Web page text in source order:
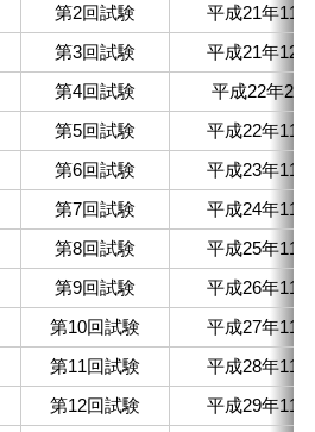
第2回試験
平成21年11
第3回試験
平成21年12
第4回試験
平成22年2月
第5回試験
平成22年11
第6回試験
平成23年11
第7回試験
平成24年11
第8回試験
平成25年11
第9回試験
平成26年11
第10回試験
平成27年11
第11回試験
平成28年11
第12回試験
平成29年11